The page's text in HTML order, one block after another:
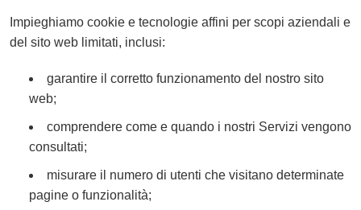
Impieghiamo cookie e tecnologie affini per scopi aziendali e
del sito web limitati, inclusi:
garantire il corretto funzionamento del nostro sito
web;
comprendere come e quando i nostri Servizi vengono
consultati;
misurare il numero di utenti che visitano determinate
pagine o funzionalità;